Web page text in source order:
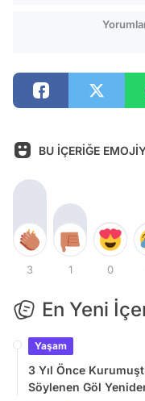
BU İÇERİĞE
3 1 0
En Yeni
Yaşam
3 Yıl Önce
Söylenen Göl